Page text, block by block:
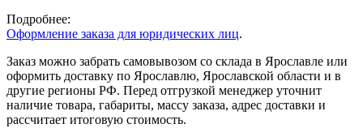
Подробнее:
Оформление заказа для юридических лиц.
Заказ можно забрать самовывозом со склада в Ярославле или
оформить доставку по Ярославлю, Ярославской области и в
другие регионы РФ. Перед отгрузкой менеджер уточнит
наличие товара, габариты, массу заказа, адрес доставки и
рассчитает итоговую стоимость.